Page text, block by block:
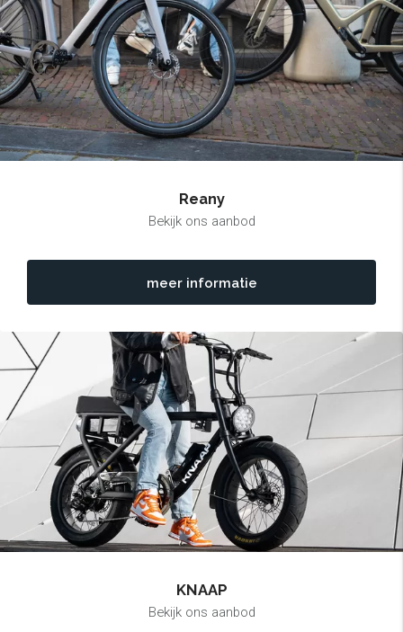
Reany
Bekijk ons aanbod
meer informatie
KNAAP
Bekijk ons aanbod